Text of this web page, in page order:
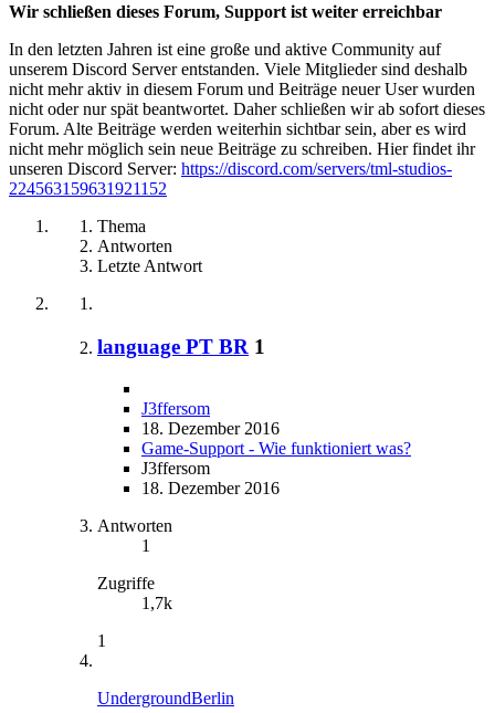
Wir schließen dieses Forum, Support ist weiter erreichbar
In den letzten Jahren ist eine große und aktive Community auf
unserem Discord Server entstanden. Viele Mitglieder sind deshalb
nicht mehr aktiv in diesem Forum und Beiträge neuer User wurden
nicht oder nur spät beantwortet. Daher schließen wir ab sofort dieses
Forum. Alte Beiträge werden weiterhin sichtbar sein, aber es wird
nicht mehr möglich sein neue Beiträge zu schreiben. Hier findet ihr
unseren Discord Server: https://discord.com/servers/tml-studios-
224563159631921152
Thema
Antworten
Letzte Antwort
language PT BR 1
J3ffersom
18. Dezember 2016
Game-Support - Wie funktioniert was?
J3ffersom
18. Dezember 2016
Antworten
1
Zugriffe
1,7k
1
UndergroundBerlin